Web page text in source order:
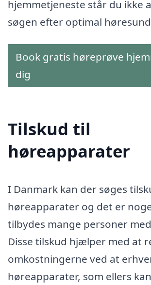
hjemmetjeneste står du ikke
søgen efter optimal
Book gratis høreprøve
dig
Tilskud til
høreapparater
I Danmark kan der søges
høreapparater og det er
tilbydes mange personer
Disse tilskud hjælper med at
omkostningerne ved at
høreapparater, som ellers